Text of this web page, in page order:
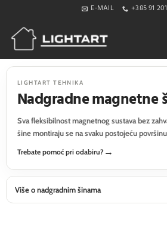
content
E-MAIL +385 91
LIGHTART TEHNIKA
Nadgradne magnetne
Sva fleksibilnost magnetnog sustava bez
šine montiraju se na svaku postojeću
Trebate pomoć pri odabiru?
Više o nadgradnim šinama